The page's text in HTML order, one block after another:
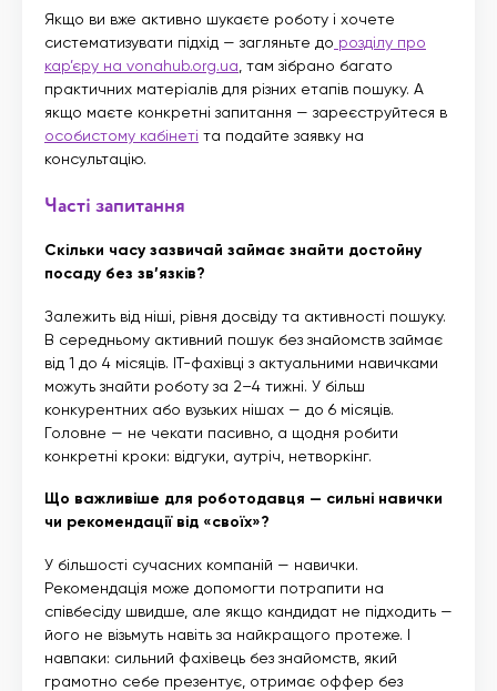
Якщо ви вже активно шукаєте роботу і хочете
систематизувати підхід — загляньте до розділу про
кар’єру на vonahub.org.ua , там зібрано багато
практичних матеріалів для різних етапів пошуку. А
якщо маєте конкретні запитання — зареєструйтеся в
особистому кабінеті та подайте заявку на
консультацію.
Часті запитання
Скільки часу зазвичай займає знайти достойну
посаду без зв’язків?
Залежить від ніші, рівня досвіду та активності пошуку.
В середньому активний пошук без знайомств займає
від 1 до 4 місяців. IT-фахівці з актуальними навичками
можуть знайти роботу за 2–4 тижні. У більш
конкурентних або вузьких нішах — до 6 місяців.
Головне — не чекати пасивно, а щодня робити
конкретні кроки: відгуки, аутріч, нетворкінг.
Що важливіше для роботодавця — сильні навички
чи рекомендації від «своїх»?
У більшості сучасних компаній — навички.
Рекомендація може допомогти потрапити на
співбесіду швидше, але якщо кандидат не підходить —
його не візьмуть навіть за найкращого протеже. І
навпаки: сильний фахівець без знайомств, який
грамотно себе презентує, отримає оффер без